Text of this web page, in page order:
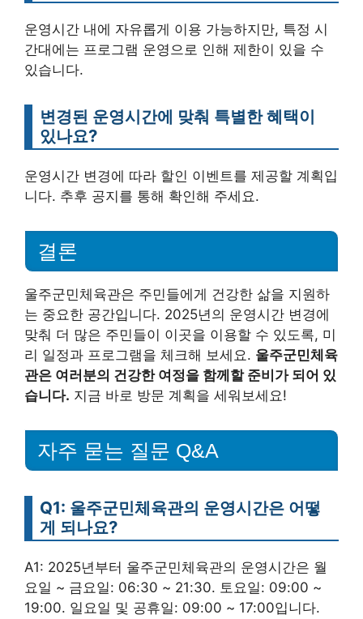
운영시간 내에 자유롭게 이용 가능하지만, 특정 시
간대에는 프로그램 운영으로 인해 제한이 있을 수
있습니다.
변경된 운영시간에 맞춰 특별한 혜택이
있나요?
운영시간 변경에 따라 할인 이벤트를 제공할 계획입
니다. 추후 공지를 통해 확인해 주세요.
결론
울주군민체육관은 주민들에게 건강한 삶을 지원하
는 중요한 공간입니다. 2025년의 운영시간 변경에
맞춰 더 많은 주민들이 이곳을 이용할 수 있도록, 미
리 일정과 프로그램을 체크해 보세요. 울주군민체육
관은 여러분의 건강한 여정을 함께할 준비가 되어 있
습니다. 지금 바로 방문 계획을 세워보세요!
자주 묻는 질문 Q&A
Q1: 울주군민체육관의 운영시간은 어떻
게 되나요?
A1: 2025년부터 울주군민체육관의 운영시간은 월
요일 ~ 금요일: 06:30 ~ 21:30. 토요일: 09:00 ~
19:00. 일요일 및 공휴일: 09:00 ~ 17:00입니다.